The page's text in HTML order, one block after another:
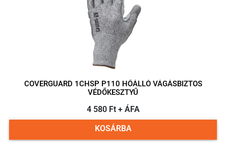
COVERGUARD 1CHSP P110 HŐÁLLÓ VÁGÁSBIZTOS
VÉDŐKESZTYŰ
4 580 Ft + ÁFA
KOSÁRBA